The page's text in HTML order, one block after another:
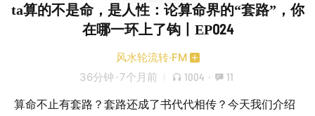
ta算的不是命，是人性：论算命界的“套路”，你
在哪一环上了钩丨EP024
风水轮流转·FM
36分钟 · 7个月前 1004 · 11
算命不止有套路？套路还成了书代代相传？今天我们介绍